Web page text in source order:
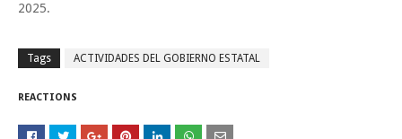
2025.
Tags ACTIVIDADES DEL GOBIERNO ESTATAL
REACTIONS